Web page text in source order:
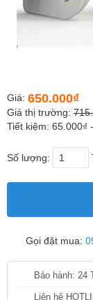
Giá: 650.000₫
Giá thị trường:
Tiết kiệm: 65.000₫
Số lượng:
Gọi đặt mua:
Bảo hành: 24
Liên hệ